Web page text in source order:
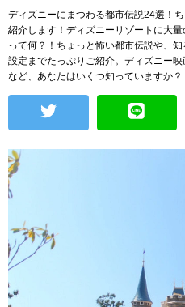
ディズニーにまつわる都市伝説24選！
紹介します！ディズニーリゾートに大
って何？！ちょっと怖い都市伝説や、
設定までたっぷりご紹介。ディズニー
など、あなたはいくつ知っていますか？